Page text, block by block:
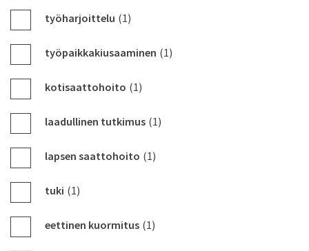
työharjoittelu (1)
työpaikkakiusaaminen (1)
kotisaattohoito (1)
laadullinen tutkimus (1)
lapsen saattohoito (1)
tuki (1)
eettinen kuormitus (1)